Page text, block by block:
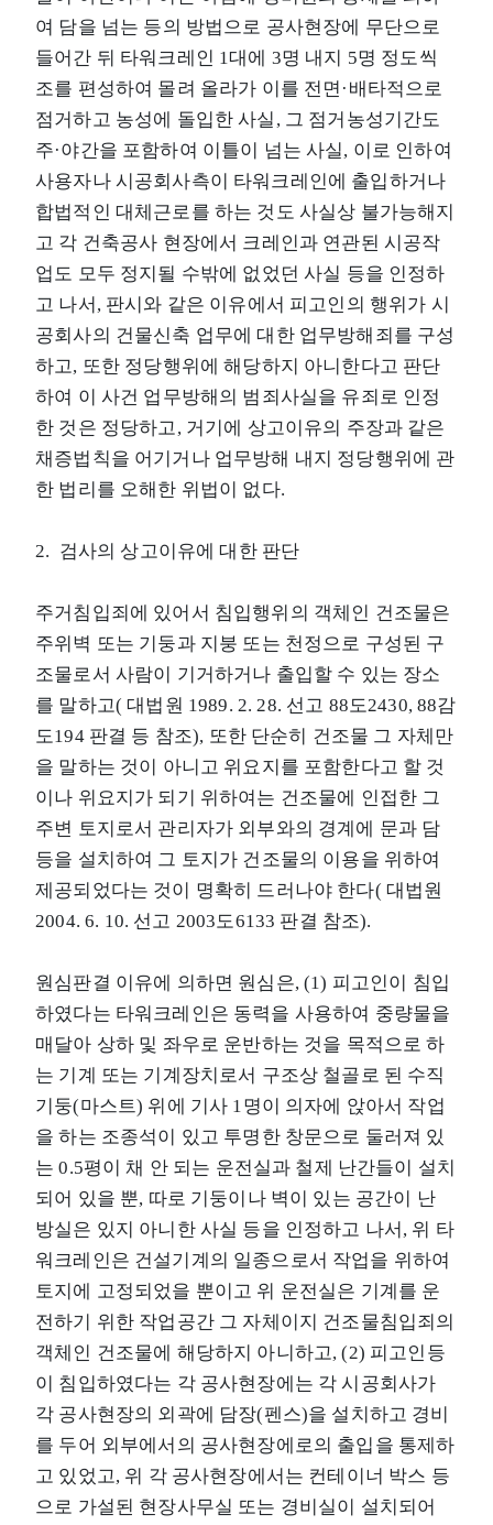
여 담을 넘는 등의 방법으로 공사현장에 무단으로
들어간 뒤 타워크레인 1대에 3명 내지 5명 정도씩
조를 편성하여 몰려 올라가 이를 전면·배타적으로
점거하고 농성에 돌입한 사실, 그 점거농성기간도
주·야간을 포함하여 이틀이 넘는 사실, 이로 인하여
사용자나 시공회사측이 타워크레인에 출입하거나
합법적인 대체근로를 하는 것도 사실상 불가능해지
고 각 건축공사 현장에서 크레인과 연관된 시공작
업도 모두 정지될 수밖에 없었던 사실 등을 인정하
고 나서, 판시와 같은 이유에서 피고인의 행위가 시
공회사의 건물신축 업무에 대한 업무방해죄를 구성
하고, 또한 정당행위에 해당하지 아니한다고 판단
하여 이 사건 업무방해의 범죄사실을 유죄로 인정
한 것은 정당하고, 거기에 상고이유의 주장과 같은
채증법칙을 어기거나 업무방해 내지 정당행위에 관
한 법리를 오해한 위법이 없다.
2. 검사의 상고이유에 대한 판단
주거침입죄에 있어서 침입행위의 객체인 건조물은
주위벽 또는 기둥과 지붕 또는 천정으로 구성된 구
조물로서 사람이 기거하거나 출입할 수 있는 장소
를 말하고( 대법원 1989. 2. 28. 선고 88도2430, 88감
도194 판결 등 참조), 또한 단순히 건조물 그 자체만
을 말하는 것이 아니고 위요지를 포함한다고 할 것
이나 위요지가 되기 위하여는 건조물에 인접한 그
주변 토지로서 관리자가 외부와의 경계에 문과 담
등을 설치하여 그 토지가 건조물의 이용을 위하여
제공되었다는 것이 명확히 드러나야 한다( 대법원
2004. 6. 10. 선고 2003도6133 판결 참조).
원심판결 이유에 의하면 원심은, (1) 피고인이 침입
하였다는 타워크레인은 동력을 사용하여 중량물을
매달아 상하 및 좌우로 운반하는 것을 목적으로 하
는 기계 또는 기계장치로서 구조상 철골로 된 수직
기둥(마스트) 위에 기사 1명이 의자에 앉아서 작업
을 하는 조종석이 있고 투명한 창문으로 둘러져 있
는 0.5평이 채 안 되는 운전실과 철제 난간들이 설치
되어 있을 뿐, 따로 기둥이나 벽이 있는 공간이 난
방실은 있지 아니한 사실 등을 인정하고 나서, 위 타
워크레인은 건설기계의 일종으로서 작업을 위하여
토지에 고정되었을 뿐이고 위 운전실은 기계를 운
전하기 위한 작업공간 그 자체이지 건조물침입죄의
객체인 건조물에 해당하지 아니하고, (2) 피고인등
이 침입하였다는 각 공사현장에는 각 시공회사가
각 공사현장의 외곽에 담장(펜스)을 설치하고 경비
를 두어 외부에서의 공사현장에로의 출입을 통제하
고 있었고, 위 각 공사현장에서는 컨테이너 박스 등
으로 가설된 현장사무실 또는 경비실이 설치되어